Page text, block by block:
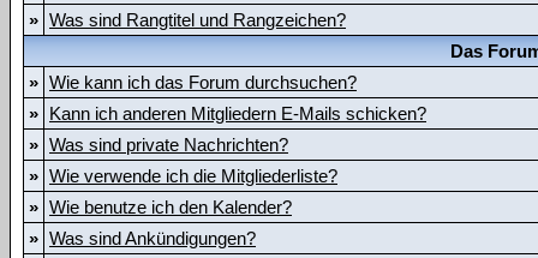
» Was sind Rangtitel und Rangzeichen?
Das
» Wie kann ich das Forum durchsuchen?
» Kann ich anderen Mitgliedern E-Mails schicken?
» Was sind private Nachrichten?
» Wie verwende ich die Mitgliederliste?
» Wie benutze ich den Kalender?
» Was sind Ankündigungen?